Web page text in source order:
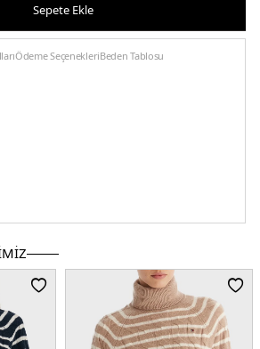
Sepete Ekle
Ödeme SeçenekleriBeden Tablosu